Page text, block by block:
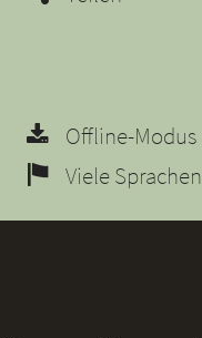
Offline-Modus
Viele Sprachen